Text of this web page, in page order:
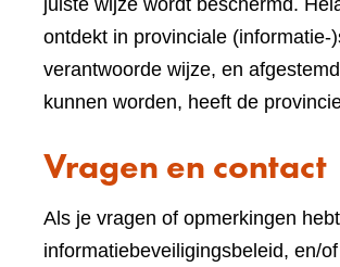
juiste wijze wordt beschermd.
ontdekt in provinciale
verantwoorde wijze, en
kunnen worden, heeft de
Vragen en contact
Als je vragen of opmerkingen
informatiebeveiligingsbeleid, en/